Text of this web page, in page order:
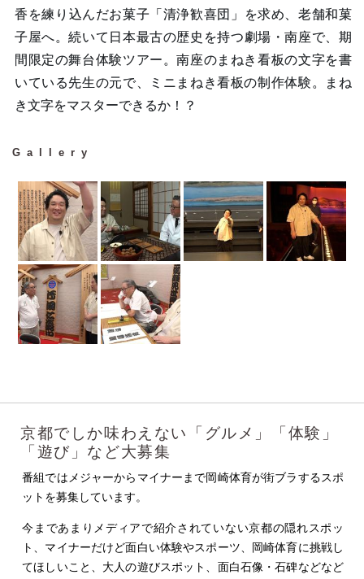
香を練り込んだお菓子「清浄歓喜団」を求め、老舗和菓
子屋へ。続いて日本最古の歴史を持つ劇場・南座で、期
間限定の舞台体験ツアー。南座のまねき看板の文字を書
いている先生の元で、ミニまねき看板の制作体験。まね
き文字をマスターできるか！？
Gallery
京都でしか味わえない「グルメ」「体験」
「遊び」など大募集
番組ではメジャーからマイナーまで岡崎体育が街ブラするスポ
ットを募集しています。
今まであまりメディアで紹介されていない京都の隠れスポッ
ト、マイナーだけど面白い体験やスポーツ、岡崎体育に挑戦し
てほしいこと、大人の遊びスポット、面白石像・石碑などなど